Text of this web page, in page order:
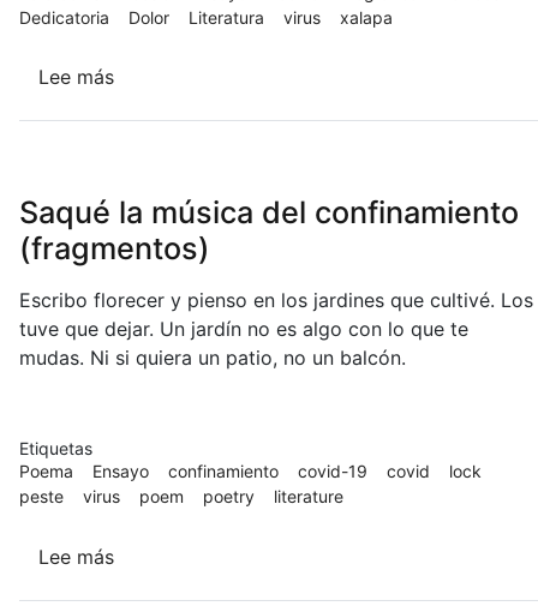
Dedicatoria
Dolor Literatura virus xalapa
Lee más
para
Bruma
2021
Saqué la música del confinamiento
(fragmentos)
Escribo florecer y pienso en los jardines que cultivé. Los
tuve que dejar. Un jardín no es algo con lo que te
mudas. Ni si quiera un patio, no un balcón.
Etiquetas
Poema
Ensayo confinamiento covid-19 covid
lock
peste
virus poem poetry literature
Lee más